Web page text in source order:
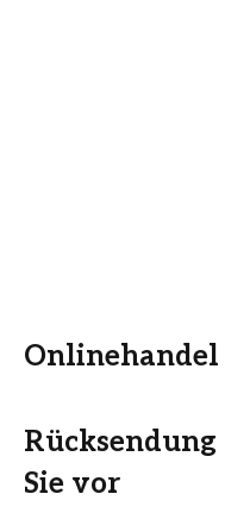
Onlinehandel
Rücksendung
Sie vor